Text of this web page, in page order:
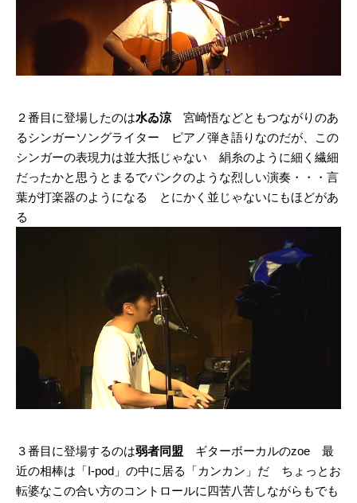
２番目に登場したのは水ゐ涼 宮崎悟などともつながりのあ
るシンガーソングライター ピアノ弾き語りなのだが、この
シンガーの表現力は並大抵じゃない 絹糸のように細く繊細
だったかと思うとまるでパンクのような烈しい演奏・・・言
葉が打楽器のようになる とにかく並じゃないにもほどがあ
る
３番目に登場するのは弱者同盟 ギターボーカルのzoe 最
近の相棒は「I-pod」の中に居る「カンカン」だ ちょっとお
転婆なこの合い方のコントロールに四苦八苦しながらもでも